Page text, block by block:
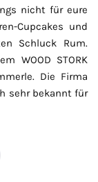
nicht für eure
Cupcakes und
Schluck Rum.
WOOD STORK
Die Firma
sehr bekannt für